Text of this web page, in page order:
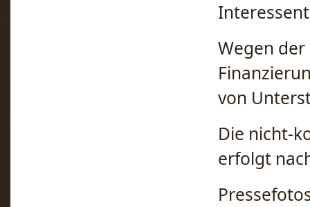
Wegen
von
Die nicht-
erfolgt